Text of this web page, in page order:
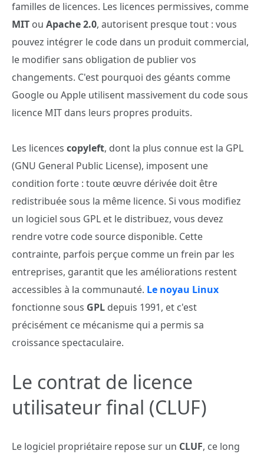
familles de licences. Les licences permissives, comme
MIT ou Apache 2.0, autorisent presque tout : vous
pouvez intégrer le code dans un produit commercial,
le modifier sans obligation de publier vos
changements. C'est pourquoi des géants comme
Google ou Apple utilisent massivement du code sous
licence MIT dans leurs propres produits.
Les licences copyleft, dont la plus connue est la GPL
(GNU General Public License), imposent une
condition forte : toute œuvre dérivée doit être
redistribuée sous la même licence. Si vous modifiez
un logiciel sous GPL et le distribuez, vous devez
rendre votre code source disponible. Cette
contrainte, parfois perçue comme un frein par les
entreprises, garantit que les améliorations restent
accessibles à la communauté. Le noyau Linux
fonctionne sous GPL depuis 1991, et c'est
précisément ce mécanisme qui a permis sa
croissance spectaculaire.
Le contrat de licence
utilisateur final (CLUF)
Le logiciel propriétaire repose sur un CLUF, ce long